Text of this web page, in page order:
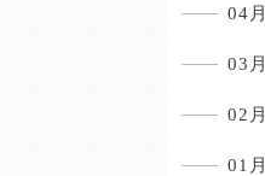
04
03
02
01